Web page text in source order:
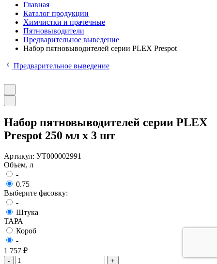
Главная
Каталог продукции
Химчистки и прачечные
Пятновыводители
Предварительное выведение
Набор пятновыводителей серии PLEX Prespot
Предварительное выведение
Набор пятновыводителей серии PLEX
Prespot 250 мл x 3 шт
Артикул: УТ000002991
Объем, л
-
0.75
Выберите фасовку:
-
Штука
ТАРА
Короб
-
1 757 ₽
- +